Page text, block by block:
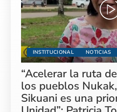
INSTITUCIONAL NOTICIAS
“Acelerar la ruta
los pueblos
Sikuani es una